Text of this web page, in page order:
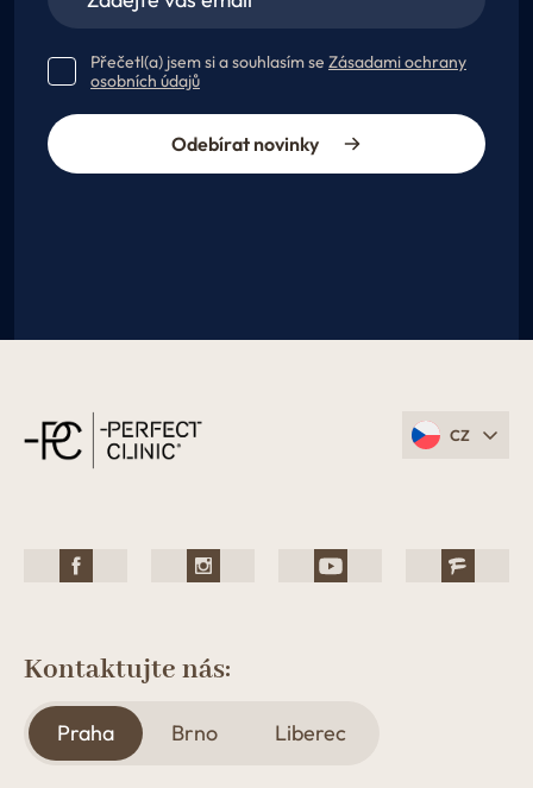
Přečetl(a) jsem si a souhlasím se Zásadami ochrany
osobních údajů
Odebírat novinky
CZ
Kontaktujte nás:
Praha Brno Liberec